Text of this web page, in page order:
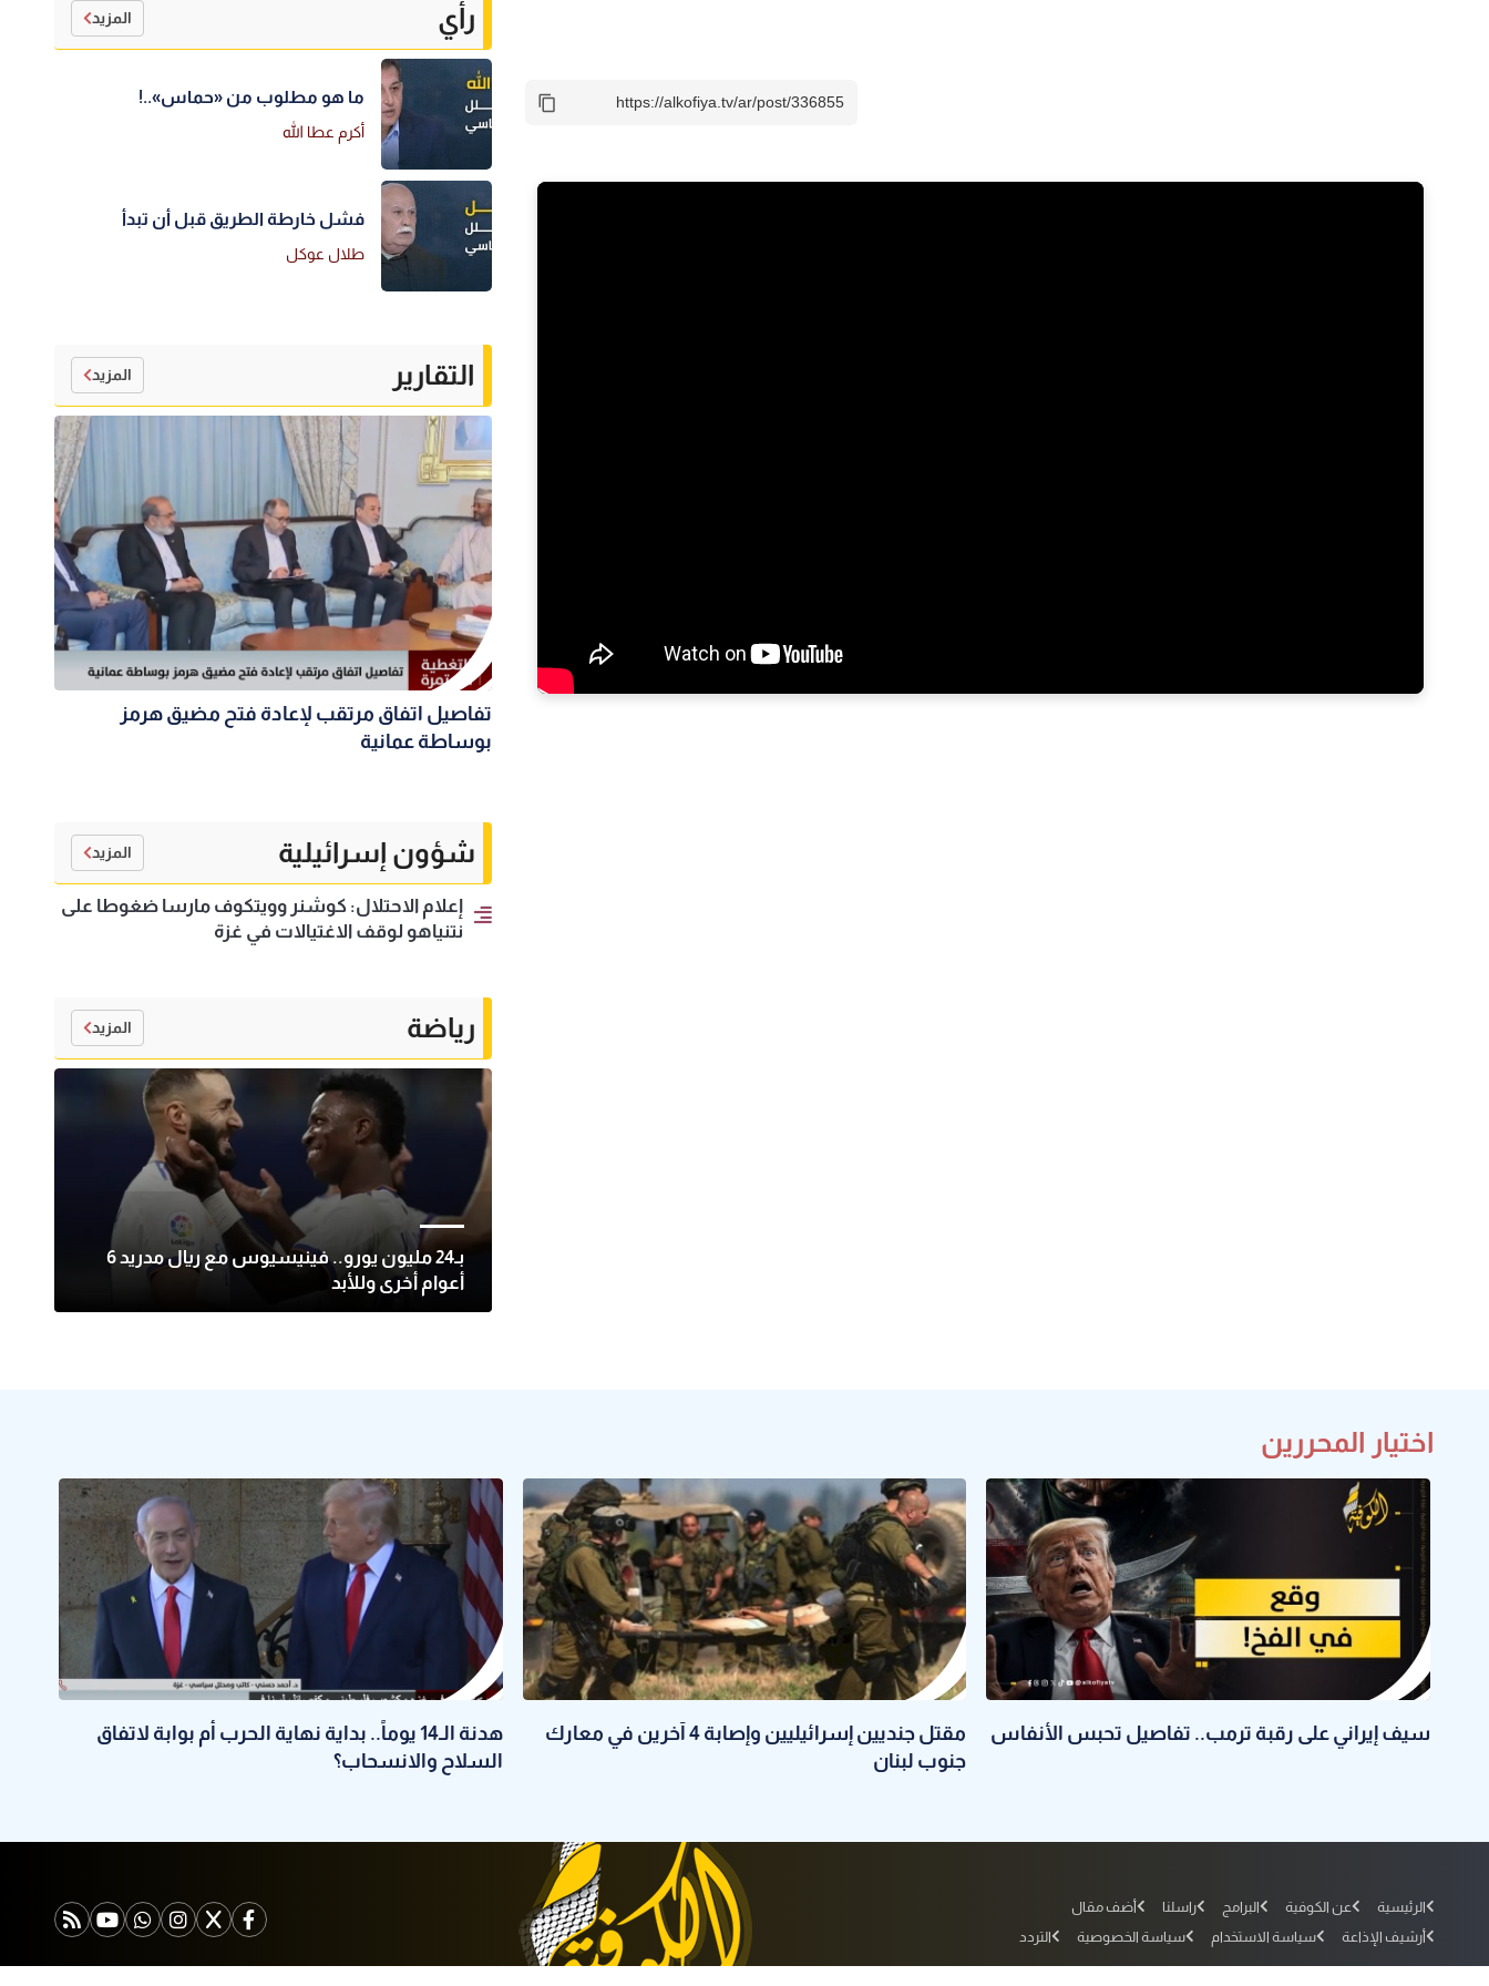
رأي المزيد
ما هو مطلوب من «حماس»..!
أكرم عطا الله
فشل خارطة الطريق قبل أن تبدأ
طلال عوكل
التقارير المزيد
تفاصيل اتفاق مرتقب لإعادة فتح مضيق هرمز
بوساطة عمانية
شؤون إسرائيلية المزيد
إعلام الاحتلال: كوشنر وويتكوف مارسا ضغوطا على
نتنياهو لوقف الاغتيالات في غزة
رياضة المزيد
بـ24 مليون يورو.. فينيسيوس مع ريال مدريد 6
أعوام أخرى وللأبد
اختيار المحررين
سيف إيراني على رقبة ترمب.. تفاصيل تحبس الأنفاس
مقتل جنديين إسرائيليين وإصابة 4 آخرين في معارك
جنوب لبنان
هدنة الـ14 يوماً.. بداية نهاية الحرب أم بوابة لاتفاق
السلاح والانسحاب؟
الرئيسية عن الكوفية البرامج راسلنا
أضف مقال
أرشيف الإذاعة
سياسة الاستخدام سياسة الخصوصية التردد